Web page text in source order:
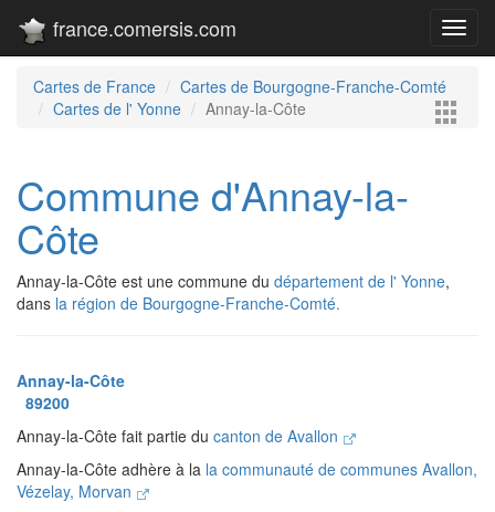
france.comersis.com
Cartes de France
Cartes de Bourgogne-Franche-Comté
Cartes de l' Yonne
Annay-la-Côte
Commune d'Annay-la-
Côte
Annay-la-Côte est une commune du département de l' Yonne,
dans la région de Bourgogne-Franche-Comté.
Annay-la-Côte
89200
Annay-la-Côte fait partie du canton de Avallon
Annay-la-Côte adhère à la la communauté de communes Avallon,
Vézelay, Morvan